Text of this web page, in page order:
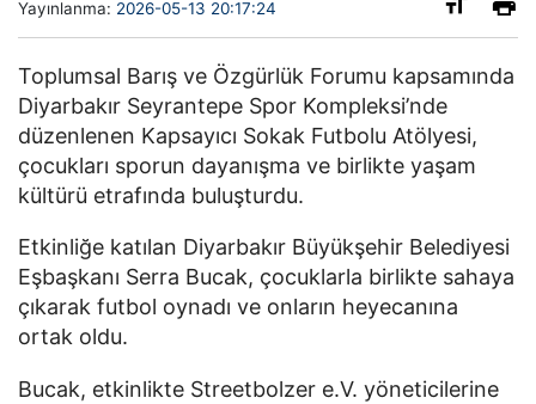
Yayınlanma: 2026-05-13 20:17:24
Toplumsal Barış ve Özgürlük Forumu kapsamında
Diyarbakır Seyrantepe Spor Kompleksi’nde
düzenlenen Kapsayıcı Sokak Futbolu Atölyesi,
çocukları sporun dayanışma ve birlikte yaşam
kültürü etrafında buluşturdu.
Etkinliğe katılan Diyarbakır Büyükşehir Belediyesi
Eşbaşkanı Serra Bucak, çocuklarla birlikte sahaya
çıkarak futbol oynadı ve onların heyecanına
ortak oldu.
Bucak, etkinlikte Streetbolzer e.V. yöneticilerine